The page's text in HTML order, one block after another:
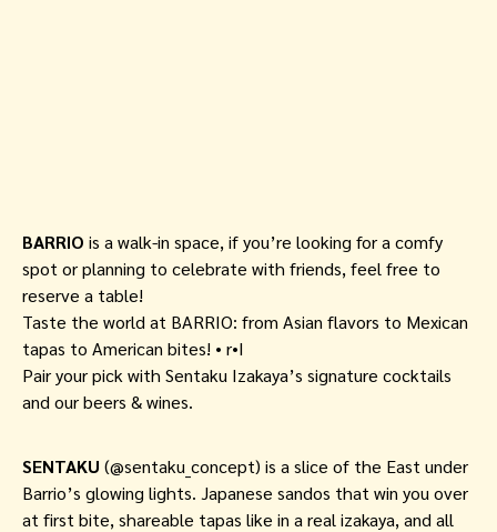
BARRIO is a walk-in space, if you’re looking for a comfy
spot or planning to celebrate with friends, feel free to
reserve a table!
Taste the world at BARRIO: from Asian flavors to Mexican
tapas to American bites! • r•I
Pair your pick with Sentaku Izakaya’s signature cocktails
and our beers & wines.
SENTAKU (@sentaku_concept) is a slice of the East under
Barrio’s glowing lights. Japanese sandos that win you over
at first bite, shareable tapas like in a real izakaya, and all